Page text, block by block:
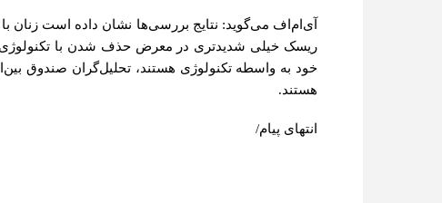
هستند.
انتهای پیام/